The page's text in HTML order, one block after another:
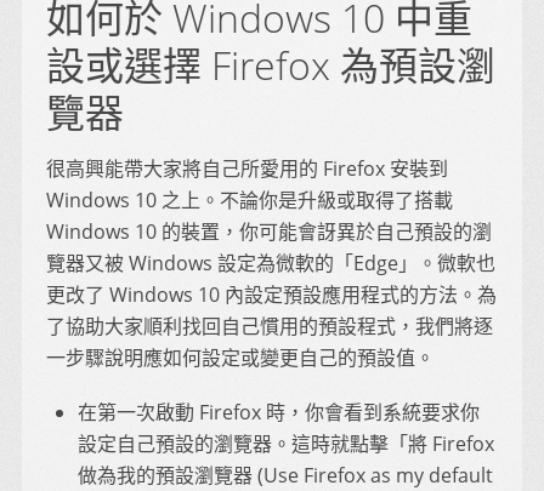
如何於 Windows 10 中重
設或選擇 Firefox 為預設瀏
覽器
很高興能帶大家將自己所愛用的 Firefox 安裝到
Windows 10 之上。不論你是升級或取得了搭載
Windows 10 的裝置，你可能會訝異於自己預設的瀏
覽器又被 Windows 設定為微軟的「Edge」。微軟也
更改了 Windows 10 內設定預設應用程式的方法。為
了協助大家順利找回自己慣用的預設程式，我們將逐
一步驟說明應如何設定或變更自己的預設值。
在第一次啟動 Firefox 時，你會看到系統要求你
設定自己預設的瀏覽器。這時就點擊「將 Firefox
做為我的預設瀏覽器 (Use Firefox as my default